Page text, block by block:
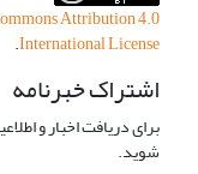
Attribution 4.0
International License
.
اشتراک خبرنامه
برای دریافت اخبار و
شوید.